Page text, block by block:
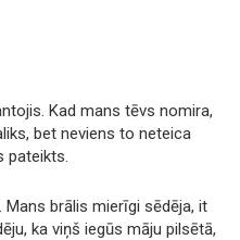
Kad mans tēvs nomira,
bet neviens to neteica
pateikts.
brālis mierīgi sēdēja, it
ka viņš iegūs māju pilsētā,